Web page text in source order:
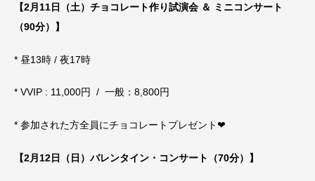
【2月11日（土）チョコレート作り試演会 ＆ ミニコンサート
（90分）】
* 昼13時 / 夜17時
* VVIP : 11,000円 / 一般：8,800円
* 参加された方全員にチョコレートプレゼント❤︎
【2月12日（日）バレンタイン・コンサート（70分）】